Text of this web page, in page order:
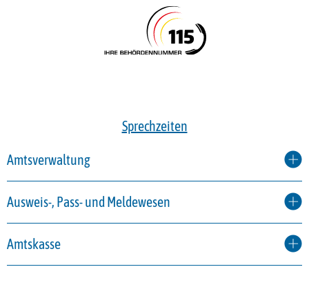
Sprechzeiten
Amtsverwaltung
Ausweis-, Pass- und Meldewesen
Amtskasse